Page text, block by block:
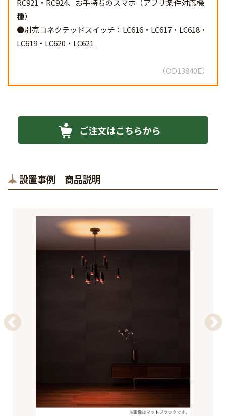
RC921・RC924、お手持ちのスマホ（アプリ条件対応機
種）
●別売コネクテッドスイッチ：LC616・LC617・LC618・
LC619・LC620・LC621
OD13840E
ご注文はこちらから
設置事例 商品説明